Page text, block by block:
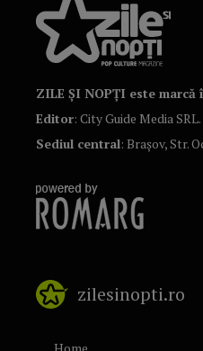
ZILE ȘI NOPȚI este
Editor: City Guide Media SRL.
Sediul central: Brașov, Str.
zilesinopti.ro